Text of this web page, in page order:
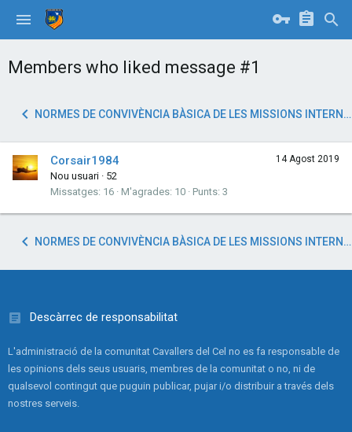
Members who liked message #1
NORMES DE CONVIVÈNCIA BÀSICA DE LES MISSIONS INTERNES
14 Agost 2019
Corsair1984
Nou usuari · 52
Missatges 16 M'agrades 10 Punts 3
NORMES DE CONVIVÈNCIA BÀSICA DE LES MISSIONS INTERNES
Descàrrec de responsabilitat
L'administració de la comunitat Cavallers del Cel no es fa responsable de
les opinions dels seus usuaris, membres de la comunitat o no, ni de
qualsevol contingut que puguin publicar, pujar i/o distribuir a través dels
nostres serveis.